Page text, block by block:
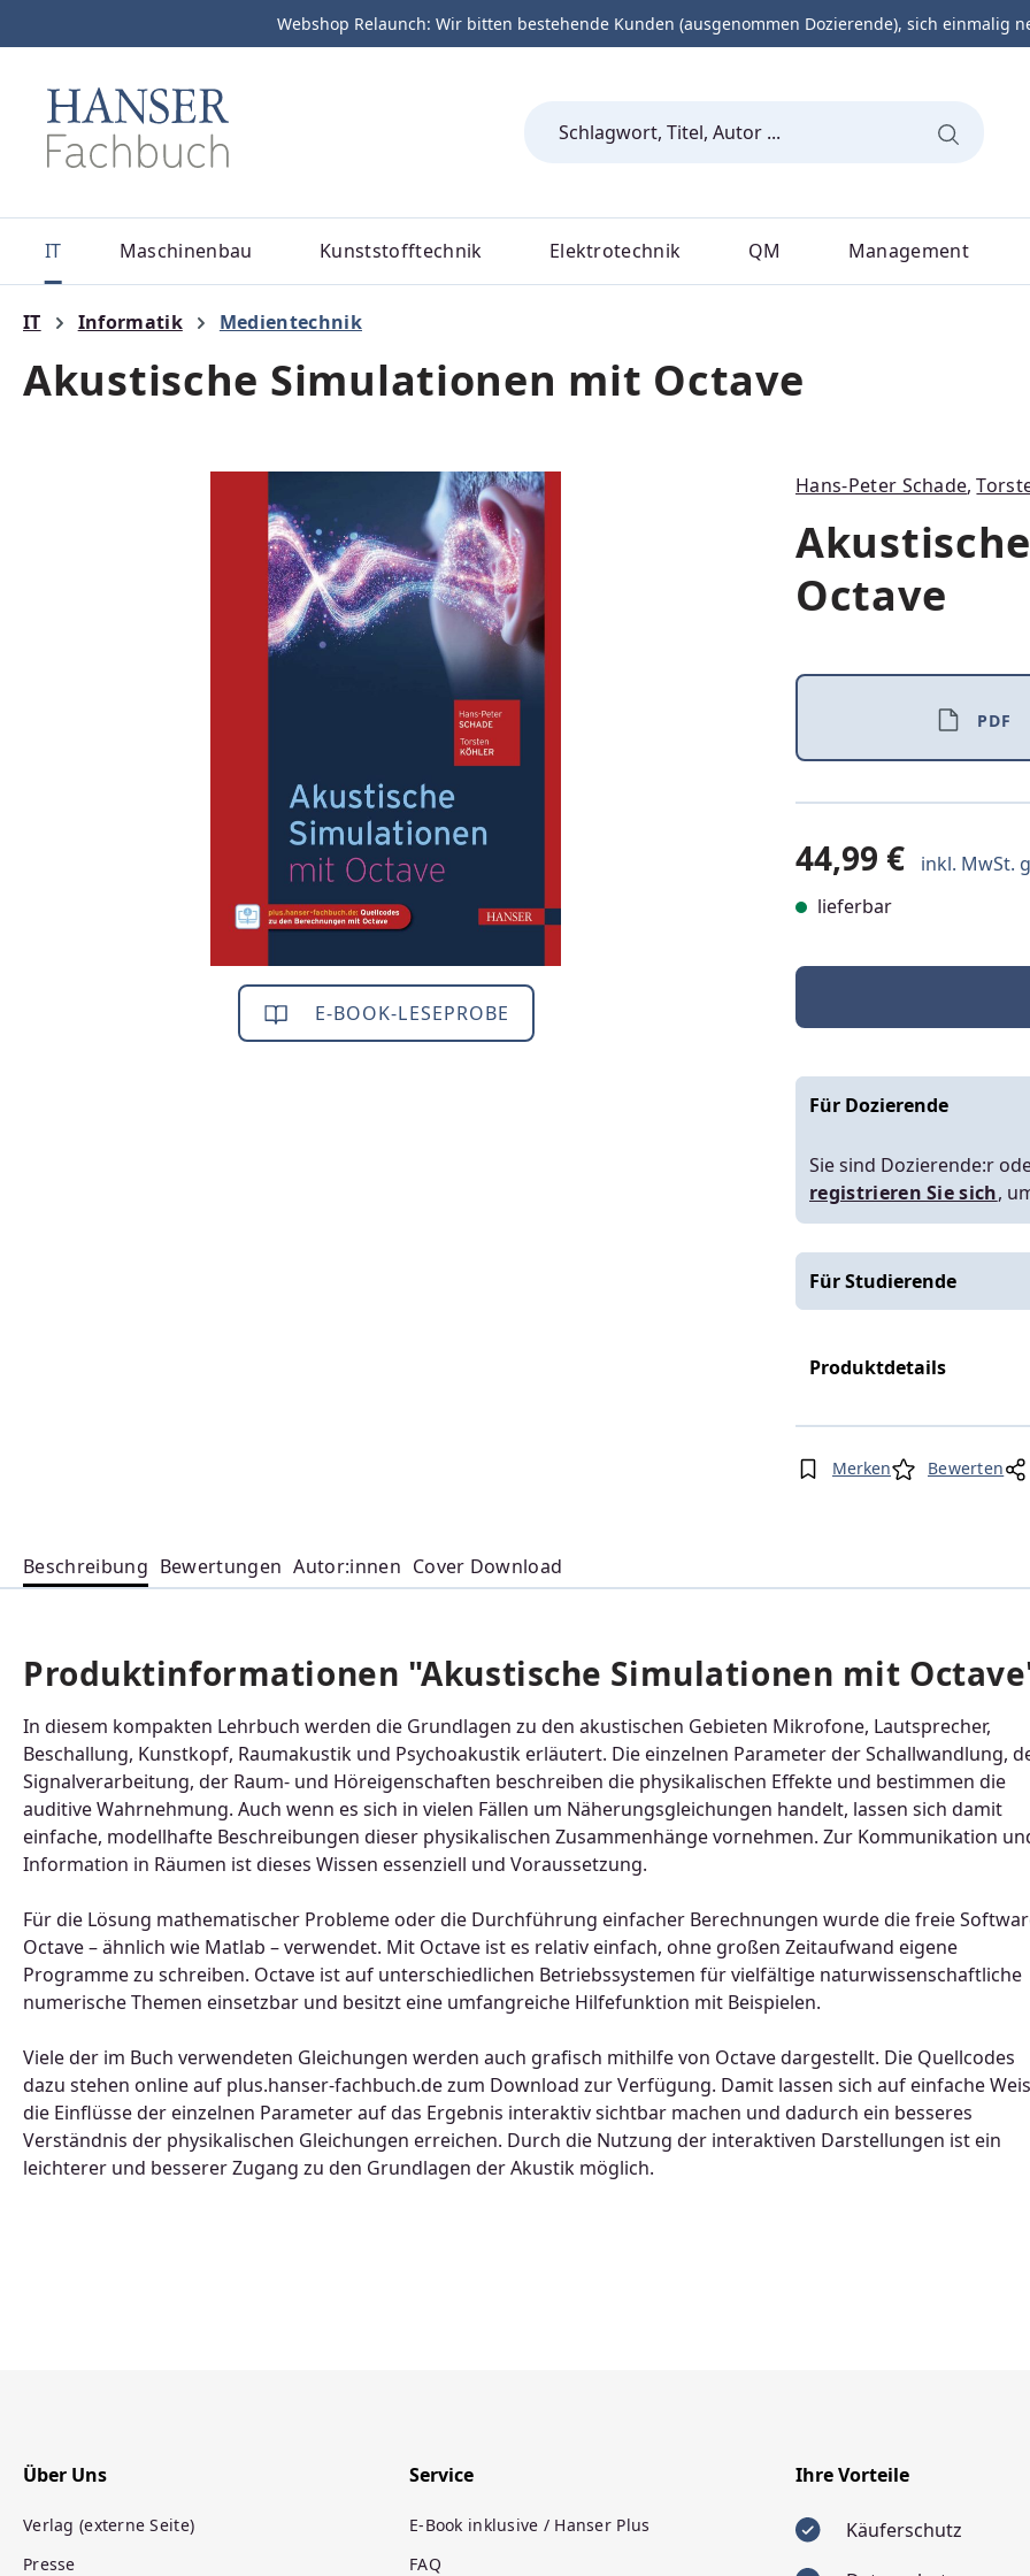
Zur Hauptnavigation springenWebshop Relaunch: Wir bitten bestehende Kunden (ausgenommen Dozierende), sich einmalig
IT Maschinenbau Kunststofftechnik Elektrotechnik QM Management
IT Informatik Medientechnik
Akustische Simulationen mit Octave
E-BOOK-LESEPROBE
Hans-Peter Schade,
Octave
PDF
44,99 € inkl. MwSt.
lieferbar
Für Dozierende
Sie sind Dozierende:r
registrieren Sie sich,
Für Studierende
Produktdetails
Merken Bewerten
Beschreibung Bewertungen Autor:innen Cover Download
Produktinformationen "Akustische Simulationen mit
In diesem kompakten Lehrbuch werden die Grundlagen zu den akustischen Gebieten Mikrofone, Lautsprecher,
Beschallung, Kunstkopf, Raumakustik und Psychoakustik erläutert. Die einzelnen Parameter der Schallwandlung,
Signalverarbeitung, der Raum- und Höreigenschaften beschreiben die physikalischen Effekte und bestimmen die
auditive Wahrnehmung. Auch wenn es sich in vielen Fällen um Näherungsgleichungen handelt, lassen sich damit
einfache, modellhafte Beschreibungen dieser physikalischen Zusammenhänge vornehmen. Zur Kommunikation
Information in Räumen ist dieses Wissen essenziell und Voraussetzung.
Für die Lösung mathematischer Probleme oder die Durchführung einfacher Berechnungen wurde die freie
Octave – ähnlich wie Matlab – verwendet. Mit Octave ist es relativ einfach, ohne großen Zeitaufwand eigene
Programme zu schreiben. Octave ist auf unterschiedlichen Betriebssystemen für vielfältige naturwissenschaftliche
numerische Themen einsetzbar und besitzt eine umfangreiche Hilfefunktion mit Beispielen.
Viele der im Buch verwendeten Gleichungen werden auch grafisch mithilfe von Octave dargestellt. Die Quellcodes
dazu stehen online auf plus.hanser-fachbuch.de zum Download zur Verfügung. Damit lassen sich auf einfache
die Einflüsse der einzelnen Parameter auf das Ergebnis interaktiv sichtbar machen und dadurch ein besseres
Verständnis der physikalischen Gleichungen erreichen. Durch die Nutzung der interaktiven Darstellungen ist ein
leichterer und besserer Zugang zu den Grundlagen der Akustik möglich.
Über Uns
Verlag (externe Seite)
Presse
Service
E-Book inklusive / Hanser Plus
FAQ
Ihre Vorteile
Käuferschutz